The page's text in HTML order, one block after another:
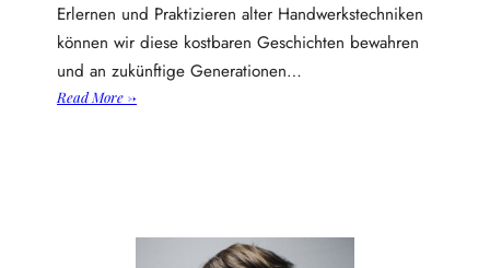
f
b
t
Erlernen und Praktizieren alter Handwerkstechniken
können wir diese kostbaren Geschichten bewahren
und an zukünftige Generationen…
Read More →:
t